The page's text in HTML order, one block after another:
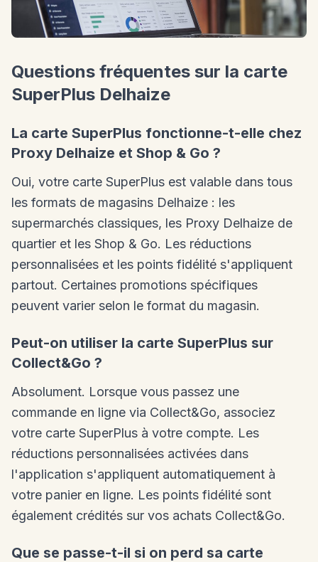
Questions fréquentes sur la carte
SuperPlus Delhaize
La carte SuperPlus fonctionne-t-elle chez
Proxy Delhaize et Shop & Go ?
Oui, votre carte SuperPlus est valable dans tous
les formats de magasins Delhaize : les
supermarchés classiques, les Proxy Delhaize de
quartier et les Shop & Go. Les réductions
personnalisées et les points fidélité s'appliquent
partout. Certaines promotions spécifiques
peuvent varier selon le format du magasin.
Peut-on utiliser la carte SuperPlus sur
Collect&Go ?
Absolument. Lorsque vous passez une
commande en ligne via Collect&Go, associez
votre carte SuperPlus à votre compte. Les
réductions personnalisées activées dans
l'application s'appliquent automatiquement à
votre panier en ligne. Les points fidélité sont
également crédités sur vos achats Collect&Go.
Que se passe-t-il si on perd sa carte